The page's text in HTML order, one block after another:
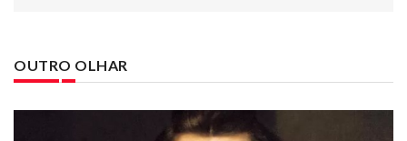
OUTRO OLHAR